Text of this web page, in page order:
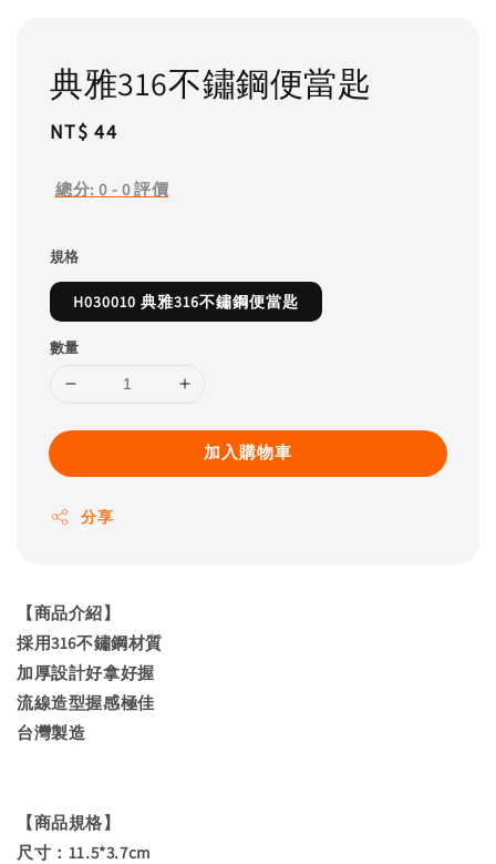
典雅316不鏽鋼便當匙
Regular
NT$ 44
總分:0 - 0評價
規格
H030010 典雅316不鏽鋼便當匙
數量
加入購物車
分享
【商品介紹】
採用316不鏽鋼材質
加厚設計好拿好握
流線造型握感極佳
台灣製造
【商品規格】
尺寸：11.5*3.7cm